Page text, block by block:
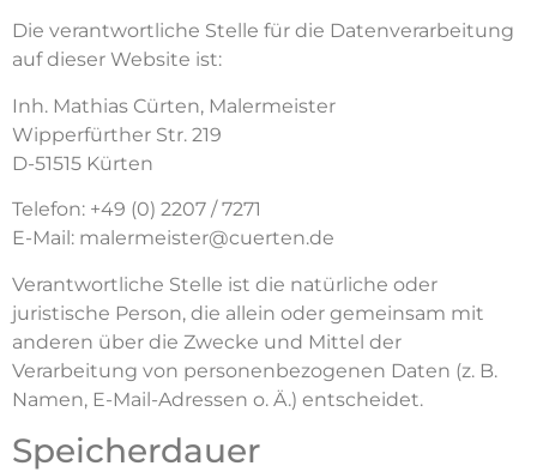
Die verantwortliche Stelle für die Datenverarbeitung
auf dieser Website ist:
Inh. Mathias Cürten, Malermeister
Wipperfürther Str. 219
D-51515 Kürten
Telefon: +49 (0) 2207 / 7271
E-Mail: malermeister@cuerten.de
Verantwortliche Stelle ist die natürliche oder
juristische Person, die allein oder gemeinsam mit
anderen über die Zwecke und Mittel der
Verarbeitung von personenbezogenen Daten (z. B.
Namen, E-Mail-Adressen o. Ä.) entscheidet.
Speicherdauer